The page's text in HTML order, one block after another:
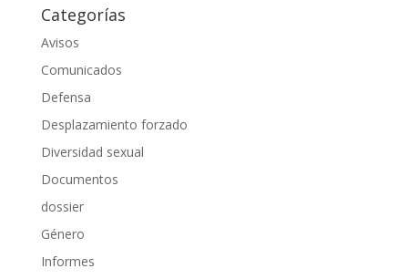
Categorías
Avisos
Comunicados
Defensa
Desplazamiento forzado
Diversidad sexual
Documentos
dossier
Género
Informes